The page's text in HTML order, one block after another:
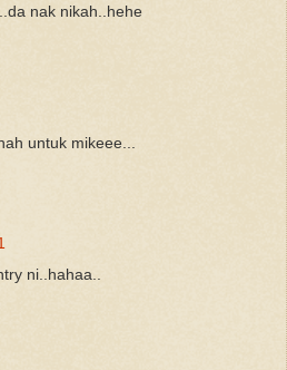
nak nikah..hehe
untuk mikeee...
ni..hahaa..